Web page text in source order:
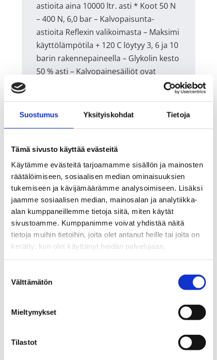
Suostumus Yksityiskohdat Tietoja
Tämä sivusto käyttää evästeitä
Käytämme evästeitä tarjoamamme sisällön ja mainosten
räätälöimiseen, sosiaalisen median ominaisuuksien
tukemiseen ja kävijämäärämme analysoimiseen. Lisäksi
jaamme sosiaalisen median, mainosalan ja analytiikka-
alan kumppaneillemme tietoja siitä, miten käytät
sivustoamme. Kumppanimme voivat yhdistää näitä
tietoja muihin tietoihin, joita olet antanut heille tai joita on
kerätty, kun olet käyttänyt heidän palvelujaan.
valinta
Välttämätön
Mieltymykset
Tilastot
astioita aina 10000 ltr. asti * Koot 50 N
– 400 N, 6,0 bar – Kalvopaisunta-
astioita Reflexin valikoimasta – Maksimi
käyttölämpötila + 120 C löytyy 3, 6 ja 10
barin rakennepaineella – Glykolin kesto
50 % asti – Kalvopainesäiliöt ovat
erikoistilauksena – Kierreliitoksella
muutamia kokoja löytyy myös 25
barisina – Täyttökaasuna typpi – Mallit
500 ja 600 E, rakennepaine on 6 bar –
500 ja 600 E astiat ovat vaihdettavalla
kalvolla ja omalla painemittarilla
Tekniset tiedot
Tutustu myös